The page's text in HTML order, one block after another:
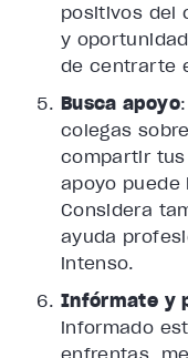
positivos del
y
de centrarte
Busca apoyo
colegas
compartir
apoyo puede
Considera
ayuda
intenso.
Infórmate y
informado